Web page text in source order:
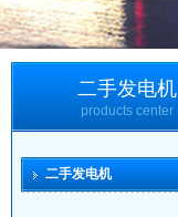
二手发电机
products center
二手发电机